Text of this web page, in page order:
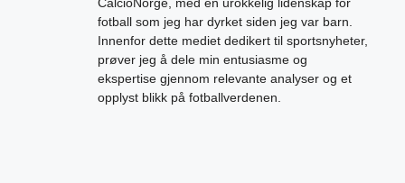
fotball som jeg har dyrket siden jeg var barn.
Innenfor dette mediet dedikert til sportsnyheter,
prøver jeg å dele min entusiasme og
ekspertise gjennom relevante analyser og et
opplyst blikk på fotballverdenen.